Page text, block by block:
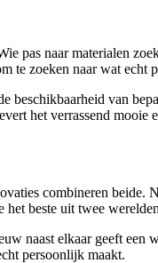
pas naar materialen
te zoeken naar wat echt
beschikbaarheid van
het verrassend mooie
combineren
beste uit twee
naast elkaar geeft
persoonlijk maakt.